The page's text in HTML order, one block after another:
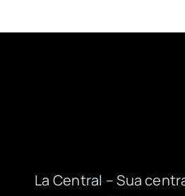
La Central – Sua